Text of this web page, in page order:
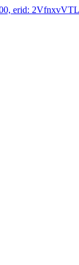
erid: